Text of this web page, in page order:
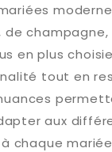
de
en plus
tout en
aux
chaque